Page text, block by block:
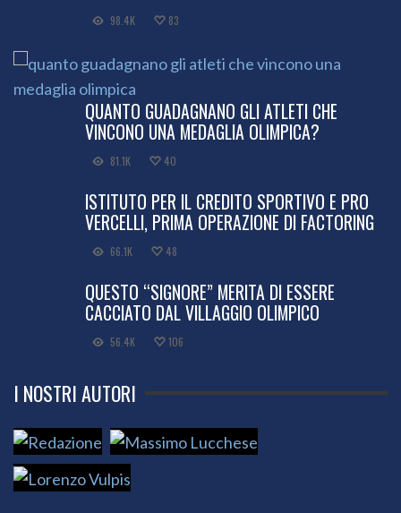
98.4K 83
QUANTO GUADAGNANO GLI ATLETI CHE
VINCONO UNA MEDAGLIA OLIMPICA?
81.1K 40
ISTITUTO PER IL CREDITO SPORTIVO E PRO
VERCELLI, PRIMA OPERAZIONE DI FACTORING
66.1K 48
QUESTO “SIGNORE” MERITA DI ESSERE
CACCIATO DAL VILLAGGIO OLIMPICO
56.4K 106
I NOSTRI AUTORI